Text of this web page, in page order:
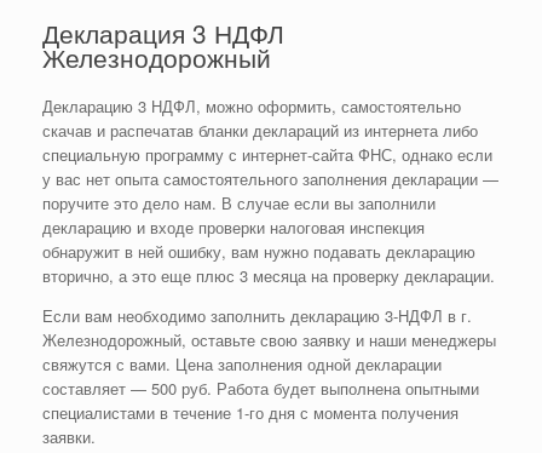
Декларация 3 НДФЛ
Железнодорожный
Декларацию 3 НДФЛ, можно оформить, самостоятельно
скачав и распечатав бланки деклараций из интернета либо
специальную программу с интернет-сайта ФНС, однако если
у вас нет опыта самостоятельного заполнения декларации —
поручите это дело нам. В случае если вы заполнили
декларацию и входе проверки налоговая инспекция
обнаружит в ней ошибку, вам нужно подавать декларацию
вторично, а это еще плюс 3 месяца на проверку декларации.
Если вам необходимо заполнить декларацию 3-НДФЛ в г.
Железнодорожный, оставьте свою заявку и наши менеджеры
свяжутся с вами. Цена заполнения одной декларации
составляет — 500 руб. Работа будет выполнена опытными
специалистами в течение 1-го дня с момента получения
заявки.